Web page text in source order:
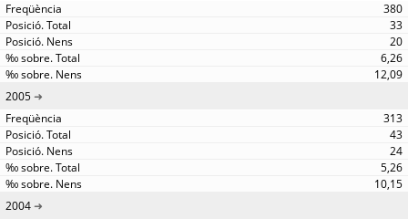
380
33
20
6,26
12,09
2005
313
43
24
5,26
10,15
2004